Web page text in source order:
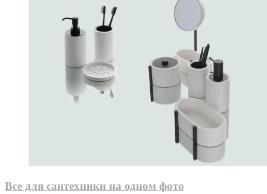
Все для сантехники на одном фото